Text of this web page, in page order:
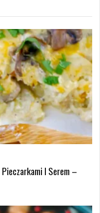
I Serem –